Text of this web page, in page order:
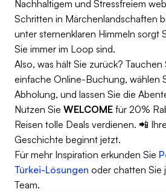
Nachhaltigem und Stressfreiem
Schritten in Märchenlandschaften
unter sternenklaren Himmeln sorgt
Sie immer im Loop sind.
Also, was hält Sie zurück? Tauchen
einfache Online-Buchung, wählen
Abholung, und lassen Sie die
Nutzen Sie WELCOME für 20%
Reisen tolle Deals verdienen. 📲
Geschichte beginnt jetzt.
Für mehr Inspiration erkunden Sie
Türkei-Lösungen oder chatten Sie
Team.